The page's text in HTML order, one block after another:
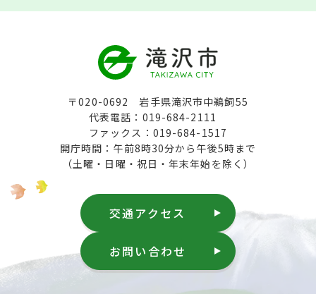
〒020-0692 岩手県滝沢市中鵜飼55
代表電話：019-684-2111
ファックス：019-684-1517
開庁時間：午前8時30分から午後5時まで
（土曜・日曜・祝日・年末年始を除く）
交通アクセス
お問い合わせ